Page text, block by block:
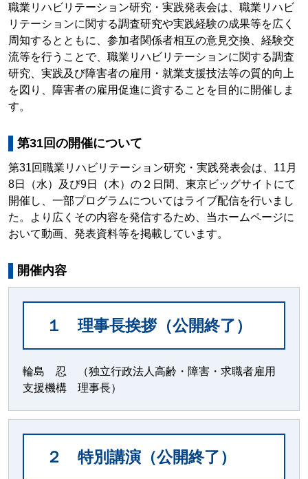
職業リハビリテーション研究・実践発表会は、職業リハビ
リテーションに関する調査研究や実践経験の成果等を広く
周知するとともに、参加者関係者相互の意見交換、経験交
流等を行うことで、職業リハビリテーションに関する調査
研究、実践及び障害者の雇用・就業支援技法等の質的向上
を図り、障害者の雇用促進に資することを目的に開催しま
す。
第31回の開催について
第31回職業リハビリテーション研究・実践発表会は、11月
8日（水）及び9日（木）の２日間、東京ビッグサイトにて
開催し、一部プログラムについてはライブ配信を行いまし
た。より広くその内容を発信するため、当ホームページに
おいて動画、発表資料等を掲載しています。
開催内容
１ 理事長挨拶（公開終了）
輪島 忍 （独立行政法人高齢・障害・求職者雇用
支援機構 理事長）
２ 特別講演（公開終了）